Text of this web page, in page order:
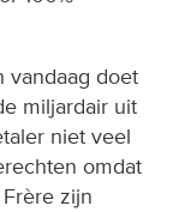
vandaag doet
miljardair uit
niet veel
omdat
zijn